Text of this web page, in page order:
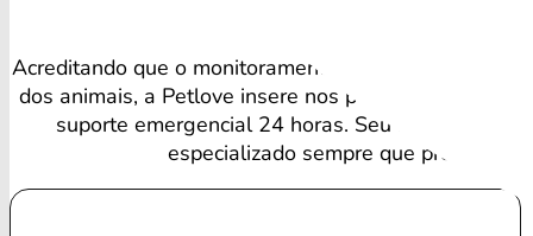
Acreditando que o monitoramento regular é vital para
dos animais, a Petlove insere nos planos consultas
suporte emergencial 24 horas. Seu amigo recebe
especializado sempre que precisa.